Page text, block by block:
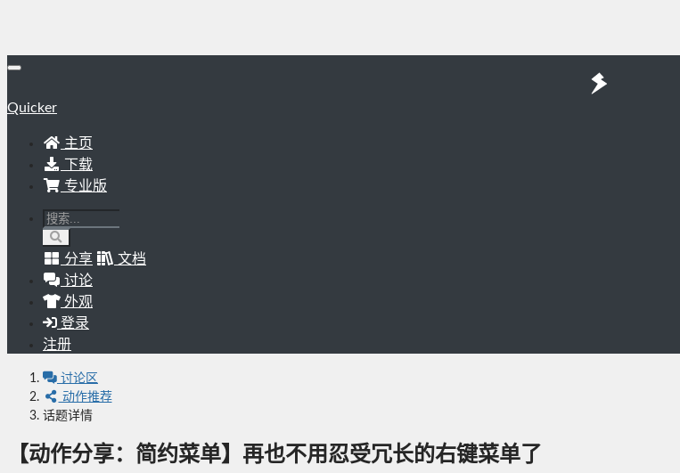
Quicker
主页
下载
专业版
分享
文档
讨论
外观
登录
注册
讨论区
动作推荐
话题详情
【动作分享：简约菜单】再也不用忍受冗长的右键菜单了